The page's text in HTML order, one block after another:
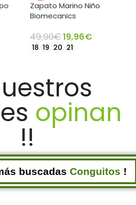
Zapato Marino Niño
Biomecanics
49,90€19,96€
18 19 20 21
opinan
!!
buscadas Conguitos !